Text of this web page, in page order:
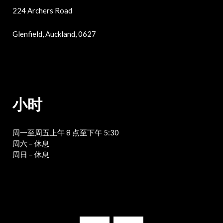
224 Archers Road
Glenfield, Auckland, 0627
小时
周一至周五上午 8 点至下午 5:30
周六 – 休息
周日 – 休息